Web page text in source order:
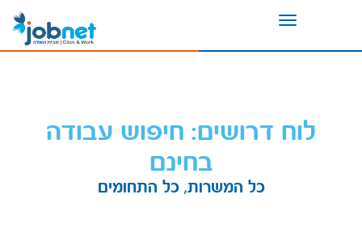
Toggle
לוח דרושים: חיפוש עבודה
בחינם
כל המשרות, כל התחומים